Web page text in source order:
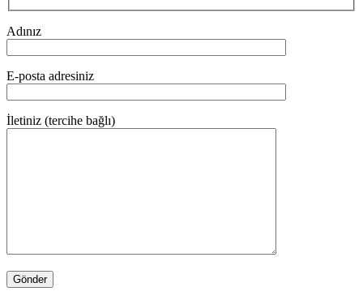
Adınız
E-posta adresiniz
İletiniz (tercihe bağlı)